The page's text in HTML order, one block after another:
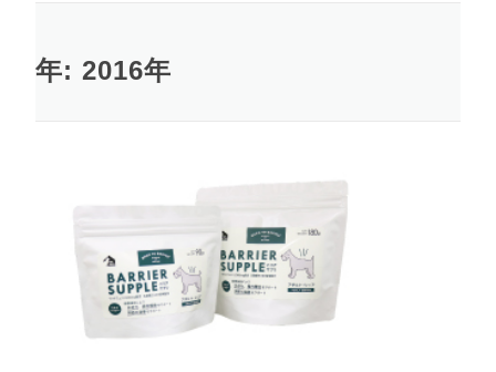
年: 2016年